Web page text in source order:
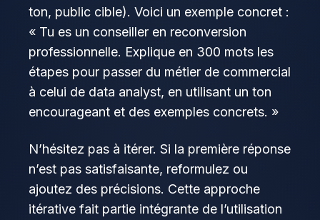
ton, public cible). Voici un exemple concret :
« Tu es un conseiller en reconversion
professionnelle. Explique en 300 mots les
étapes pour passer du métier de commercial
à celui de data analyst, en utilisant un ton
encourageant et des exemples concrets. »
N’hésitez pas à itérer. Si la première réponse
n’est pas satisfaisante, reformulez ou
ajoutez des précisions. Cette approche
itérative fait partie intégrante de l’utilisation